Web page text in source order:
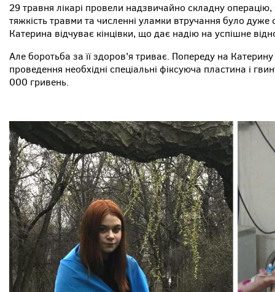
29 травня лікарі провели надзвичайно складну
тяжкість травми та численні уламки втручання було дуже
Катерина відчуває кінцівки, що дає надію на успішне
Але боротьба за її здоров'я триває. Попереду на
проведення необхідні спеціальні фіксуюча пластина і
000 гривень.